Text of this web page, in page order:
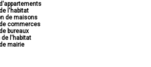
l'habitat
de maisons
commerces
bureaux
l'habitat
mairie